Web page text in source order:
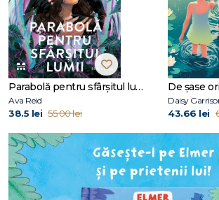
Parabolă pentru sfârșitul lumii
Ava Reid
38.5 lei 55.00 lei
De șase
Daisy
43.66 lei